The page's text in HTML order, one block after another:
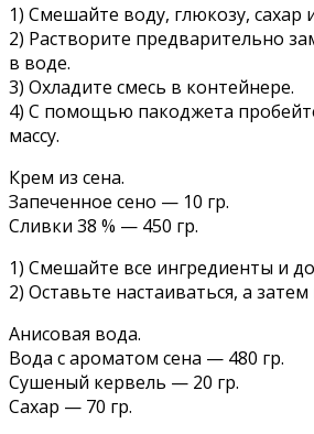
1) Смешайте воду, глюкозу, сахар
2) Растворите предварительно
в воде.
3) Охладите смесь в контейнере.
4) С помощью пакоджета
массу.
Крем из сена.
Запеченное сено — 10 гр.
Сливки 38 % — 450 гр.
1) Смешайте все ингредиенты и
2) Оставьте настаиваться, а
Анисовая вода.
Вода с ароматом сена — 480 гр.
Сушеный кервель — 20 гр.
Сахар — 70 гр.